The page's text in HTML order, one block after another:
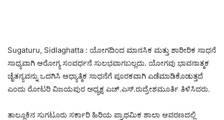
Sugaturu, Sidlaghatta : ಯೋಗದಿಂದ ಮಾನಸಿಕ ಮತ್ತು ಶಾರೀರಿಕ ಸಾಧನೆ
ಸಾಧ್ಯವಾಗಿ ಆರೋಗ್ಯ ಸಂವರ್ಧನೆ ಸುಲಭವಾಗಬಲ್ಲದು. ಯೋಗವು ಭಾವನಾತ್ಮಕ
ಚೈತನ್ಯವನ್ನು ಒದಗಿಸಿ ಆಧ್ಯಾತ್ಮಿಕ ಸಾಧನೆಗೆ ಪೂರಕವಾಗಿ ಎಡೆಮಾಡಿಕೊಡುತ್ತದೆ
ಎಂದು ರೋಟರಿ ವಿಜಯಪುರ ಅಧ್ಯಕ್ಷ ಎಚ್.ಎಸ್.ರುದ್ರೇಶಮೂರ್ತಿ ತಿಳಿಸಿದರು.
ತಾಲ್ಲೂಕಿನ ಸುಗಟೂರು ಸರ್ಕಾರಿ ಹಿರಿಯ ಪ್ರಾಥಮಿಕ ಶಾಲಾ ಆವರಣದಲ್ಲಿ